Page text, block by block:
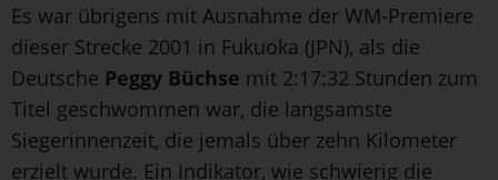
Es war übrigens mit Ausnahme der WM-Premiere
dieser Strecke 2001 in Fukuoka (JPN), als die
Deutsche Peggy Büchse mit 2:17:32 Stunden zum
Titel geschwommen war, die langsamste
Siegerinnenzeit, die jemals über zehn Kilometer
erzielt wurde. Ein Indikator, wie schwierig die